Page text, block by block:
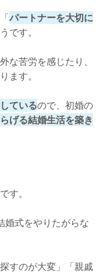
パートナーを大切に
です。
な苦労を感じたり、
ます。
ているので、初婚の
げる結婚生活を築き
す。
婚式をやりたがらな
すのが大変」「親戚